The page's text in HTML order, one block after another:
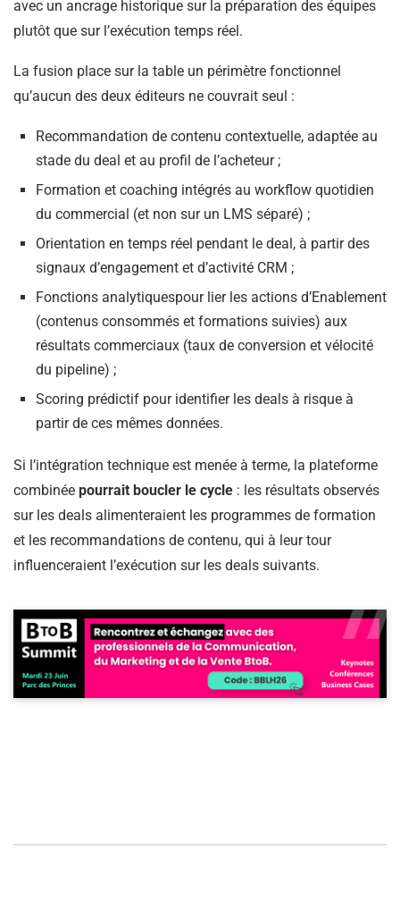
avec un ancrage historique sur la préparation des équipes
plutôt que sur l’exécution temps réel.
La fusion place sur la table un périmètre fonctionnel
qu’aucun des deux éditeurs ne couvrait seul :
Recommandation de contenu contextuelle, adaptée au
stade du deal et au profil de l’acheteur ;
Formation et coaching intégrés au workflow quotidien
du commercial (et non sur un LMS séparé) ;
Orientation en temps réel pendant le deal, à partir des
signaux d’engagement et d’activité CRM ;
Fonctions analytiquespour lier les actions d’Enablement
(contenus consommés et formations suivies) aux
résultats commerciaux (taux de conversion et vélocité
du pipeline) ;
Scoring prédictif pour identifier les deals à risque à
partir de ces mêmes données.
Si l’intégration technique est menée à terme, la plateforme
combinée pourrait boucler le cycle : les résultats observés
sur les deals alimenteraient les programmes de formation
et les recommandations de contenu, qui à leur tour
influenceraient l’exécution sur les deals suivants.